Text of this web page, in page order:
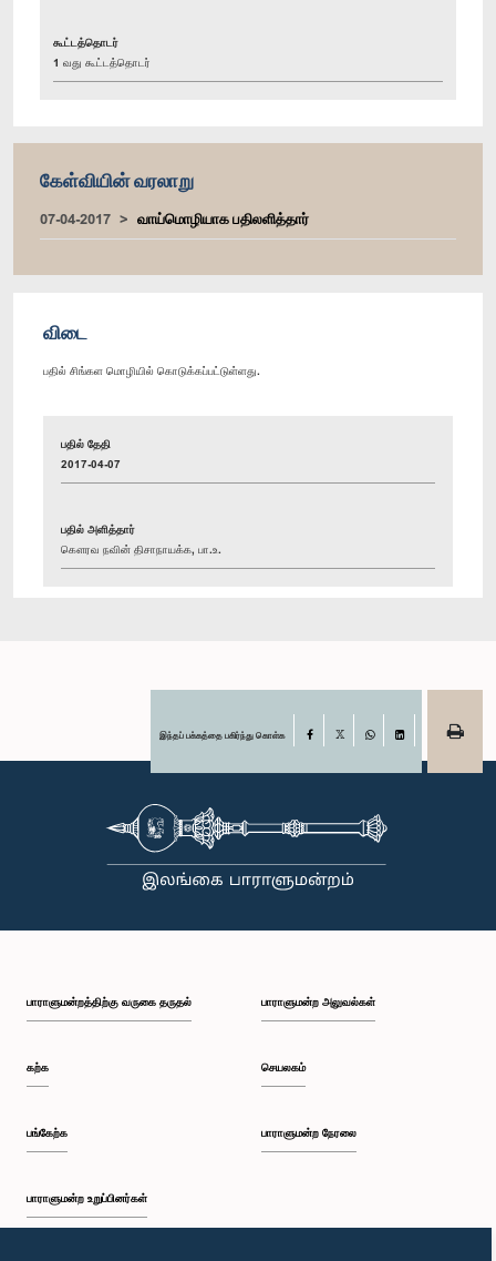
கூட்டத்தொடர்
1 வது கூட்டத்தொடர்
கேள்வியின் வரலாறு
07-04-2017 வாய்மொழியாக பதிலளித்தார்
விடை
பதில் சிங்கள மொழியில் கொடுக்கப்பட்டுள்ளது.
பதில் தேதி
2017-04-07
பதில் அளித்தார்
கௌரவ நவின் திசாநாயக்க, பா.உ.
இந்தப் பக்கத்தை பகிர்ந்து கொள்க Facebook
பாராளுமன்றத்திற்கு வருகை தருதல்
கற்க
பங்கேற்க
பாராளுமன்ற உறுப்பினர்கள்
பாராளுமன்ற அலுவல்கள்
செயலகம்
பாராளுமன்ற நேரலை